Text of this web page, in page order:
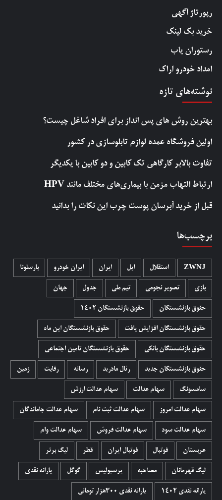
رپورتاژ آگهی
خرید بک لینک
رستوران یاب
امداد خودرو اراک
نوشته‌های تازه
بهترین روش‌ های پس‌ انداز برای افراد شاغل چیست؟
اولین فروشگاه عمده لوازم تابلوسازی در کشور
تفاوت بالابر کارگاهی تک کابین و دو کابین با یکدیگر
ارتباط التهاب مزمن با بیماری‌های مختلف مانند HPV
قبل از خرید آبرسان پوست چرب این نکات را بدانید
برچسب‌ها
ZWNJ استقلال اپل ایران ایران خودرو بارسلونا
بازی تصویر نجومی تیم ملی جدول جهان
حقوق بازنشستگان حقوق بازنشستگان 1402
حقوق بازنشستگان افزایش یافت حقوق بازنشستگان این ماه
حقوق بازنشستگان بانکی حقوق بازنشستگان تامین اجتماعی
حقوق بازنشستگان جدید رئال مادرید رسانه رقابت زمین
سامسونگ سهام عدالت سهام عدالت ارزش
سهام عدالت امروز سهام عدالت ثبت نام سهام عدالت جاماندگان
سهام عدالت سود سهام عدالت فروش سهام عدالت وام
عربستان فوتبال فوتبال ایران قطر لیگ برتر
لیگ قهرمانان مصاحبه پرسپولیس گوگل یارانه نقدی
یارانه نقدی 1402 یارانه نقدی ۳۰۰هزار تومانی